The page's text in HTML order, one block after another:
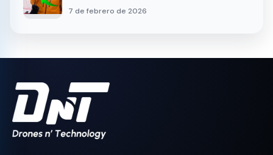
7 de febrero de 2026